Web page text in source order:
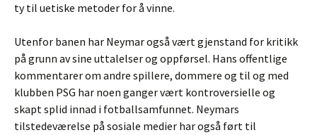
ty til uetiske metoder for å vinne.
Utenfor banen har Neymar også vært gjenstand for kritikk
på grunn av sine uttalelser og oppførsel. Hans offentlige
kommentarer om andre spillere, dommere og til og med
klubben PSG har noen ganger vært kontroversielle og
skapt splid innad i fotballsamfunnet. Neymars
tilstedeværelse på sosiale medier har også ført til